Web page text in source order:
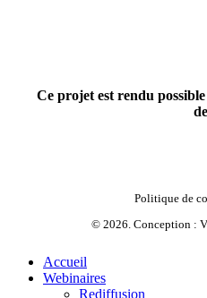
Ce projet est rendu
de
Politique de
© 2026. Conception :
Close
Menu
Accueil
Webinaires
Rediffusion